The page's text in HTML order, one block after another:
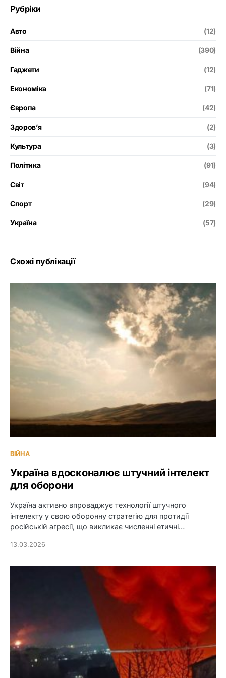
Рубріки
Авто (12)
Війна (390)
Гаджети (12)
Економіка (71)
Європа (42)
Здоров’я (2)
Культура (3)
Політика (91)
Світ (94)
Спорт (29)
Україна (57)
Схожі публікації
ВІЙНА
Україна вдосконалює штучний інтелект
для оборони
Україна активно впроваджує технології штучного
інтелекту у свою оборонну стратегію для протидії
російській агресії, що викликає численні етичні…
13.03.2026